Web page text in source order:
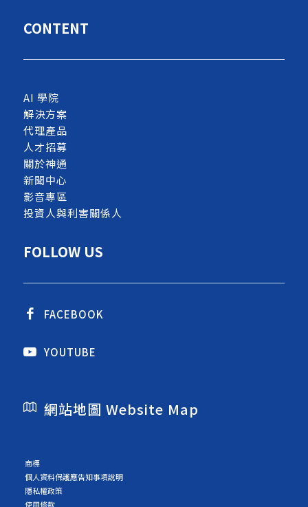
CONTENT
AI 學院
解決方案
代理產品
人才招募
關於神通
新聞中心
影音專區
投資人與利害關係人
FOLLOW US
FACEBOOK
YOUTUBE
網站地圖 Website Map
商標
個人資料保護應告知事項說明
隱私權政策
使用條款